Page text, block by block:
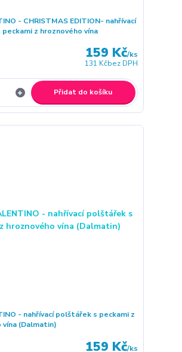
- CHRISTMAS EDITION- nahřívací
z hroznového vína
159 Kč/ks
131 Kčbez DPH
Přidat do košíku
- nahřívací polštářek s peckami z
vína (Dalmatin)
159 Kč/ks